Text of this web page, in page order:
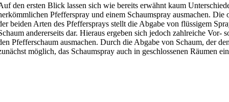
den ersten Blick lassen sich wie bereits erwähnt kaum
Pfefferspray und einem Schaumspray ausmachen.
beiden Arten des Pfeffersprays stellt die Abgabe von flüssigem
andererseits dar. Hieraus ergeben sich jedoch zahlreiche Vor-
Pfefferschaum ausmachen. Durch die Abgabe von Schaum, der
möglich, das Schaumspray auch in geschlossenen Räumen